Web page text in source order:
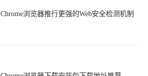
Chrome浏览器推行更强的Web安全检测机制